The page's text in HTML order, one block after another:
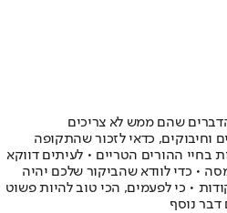
שהם ממש לא צריכים
וחיבוקים, כדאי לזכור שהתקופה
ההורים הטריים • לעיתים דווקא
• כדי לוודא שהביקור שלכם יהיה
• כי לפעמים, הכי טוב להיות פשוט
נוסף